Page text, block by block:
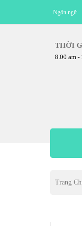
Ngôn ngữ
THỜI
8.00 am -
Trang